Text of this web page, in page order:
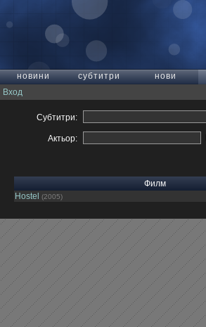
новини субтитри нови
Вход
Субтитри:
Актьор:
Филм
Hostel (2005)